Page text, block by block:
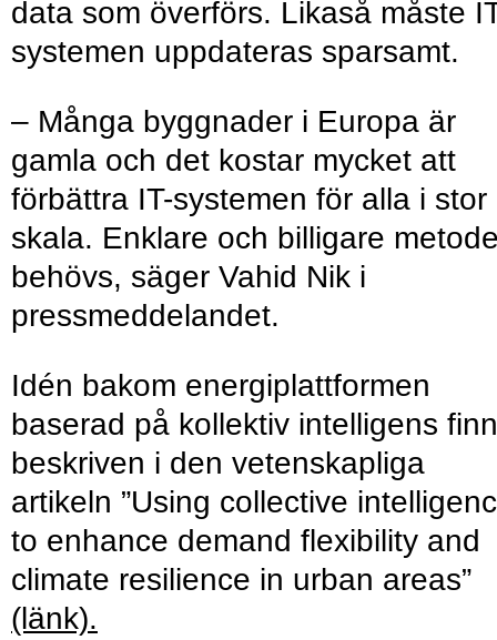
data som överförs. Likaså måste
systemen uppdateras sparsamt.
– Många byggnader i Europa är
gamla och det kostar mycket att
förbättra IT-systemen för alla i stor
skala. Enklare och billigare
behövs, säger Vahid Nik i
pressmeddelandet.
Idén bakom energiplattformen
baserad på kollektiv intelligens
beskriven i den vetenskapliga
artikeln ”Using collective
to enhance demand flexibility and
climate resilience in urban areas”
(länk).